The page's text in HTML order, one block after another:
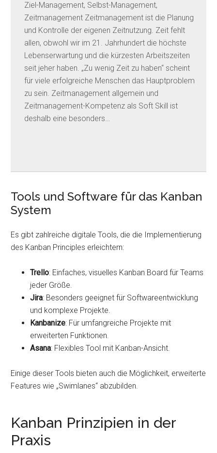
Ziel-Management, Selbst-Management,
Zeitmanagement Zeitmanagement ist die Planung
und Kontrolle der eigenen Zeitnutzung. Zeit fehlt
allen, obwohl wir im 21. Jahrhundert die höchste
Lebenserwartung und die kürzesten Arbeitszeiten
seit jeher haben. „Zu wenig Zeit zu haben“ scheint
für viele erfolgreiche Menschen das Hauptproblem
zu sein. Zeitmanagement allgemein und
Zeitmanagement-Kompetenz als Soft Skill ist
deshalb eine besonders…
Tools und Software für das Kanban
System
Es gibt zahlreiche digitale Tools, die die Implementierung
des Kanban Principles erleichtern:
Trello: Einfaches, visuelles Kanban Board für Teams
jeder Größe.
Jira: Besonders geeignet für Softwareentwicklung
und komplexe Projekte.
Kanbanize: Für umfangreiche Projekte mit
erweiterten Funktionen.
Asana: Flexibles Tool mit Kanban-Ansicht.
Einige dieser Tools bieten auch die Möglichkeit, erweiterte
Features wie „Swimlanes“ abzubilden.
Kanban Prinzipien in der
Praxis